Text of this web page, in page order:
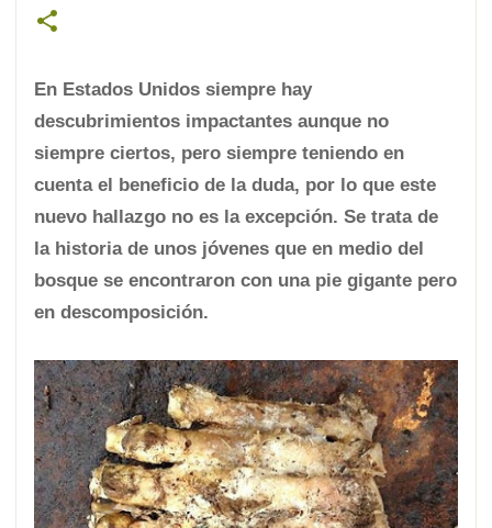
En Estados Unidos siempre hay
descubrimientos impactantes aunque no
siempre ciertos, pero siempre teniendo en
cuenta el beneficio de la duda, por lo que este
nuevo hallazgo no es la excepción. Se trata de
la historia de unos jóvenes que en medio del
bosque se encontraron con una pie gigante pero
en descomposición.